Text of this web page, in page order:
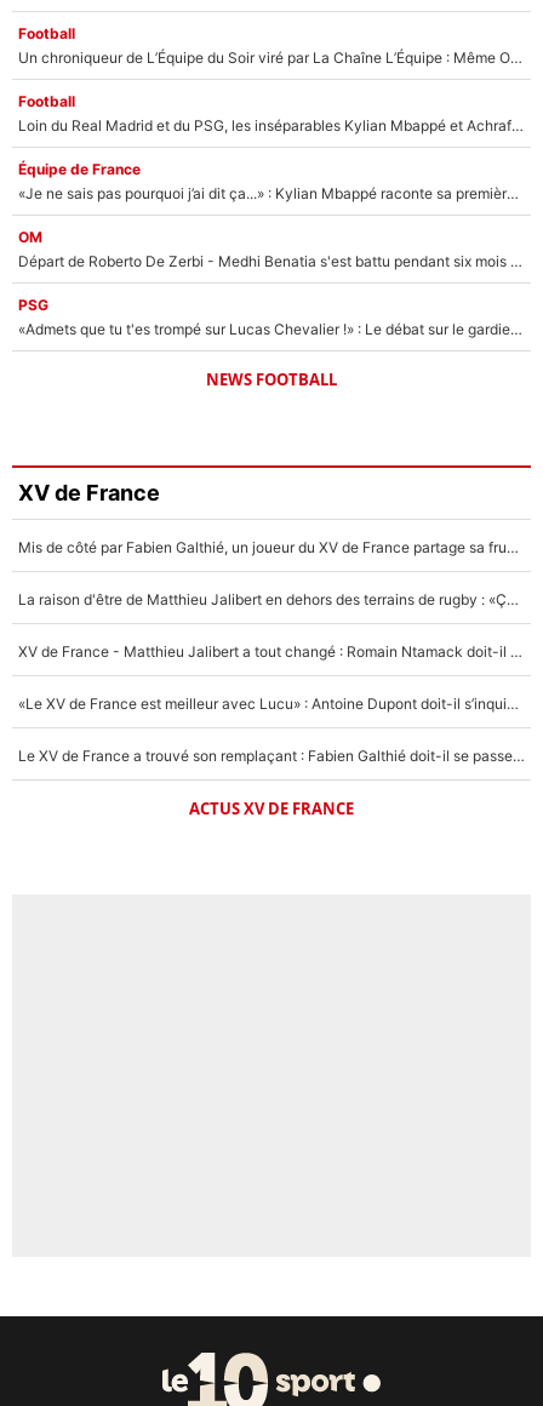
Football
Un chroniqueur de L’Équipe du Soir viré par La Chaîne L’Équipe : Même Olivier Ménard n’avait pas pu empêcher son départ, «je l’ai appris sur Twitter, je l’ai vécu assez mal»
Football
Loin du Real Madrid et du PSG, les inséparables Kylian Mbappé et Achraf Hakimi changent d'équipe le temps d'une journée !
Équipe de France
«Je ne sais pas pourquoi j’ai dit ça...» : Kylian Mbappé raconte sa première rencontre avec Zinédine Zidane (et c’est très drôle)
OM
Départ de Roberto De Zerbi - Medhi Benatia s'est battu pendant six mois pour le retenir à l'OM, le PSG a été le naufrage de trop : «Je pars avec toi»
PSG
«Admets que tu t'es trompé sur Lucas Chevalier !» : Le débat sur le gardien du PSG vire au clash à l'After Foot
NEWS FOOTBALL
XV de France
Mis de côté par Fabien Galthié, un joueur du XV de France partage sa frustration : «ils ne me l’ont pas dit tout de suite»
La raison d'être de Matthieu Jalibert en dehors des terrains de rugby : «Ça m'atteint autant que si tu touches à un membre de ma famille»
XV de France - Matthieu Jalibert a tout changé : Romain Ntamack doit-il s’inquiéter pour sa place à un an de la Coupe du monde ?
«Le XV de France est meilleur avec Lucu» : Antoine Dupont doit-il s’inquiéter pour sa place ?
Le XV de France a trouvé son remplaçant : Fabien Galthié doit-il se passer d'Antoine Dupont ?
ACTUS XV DE FRANCE